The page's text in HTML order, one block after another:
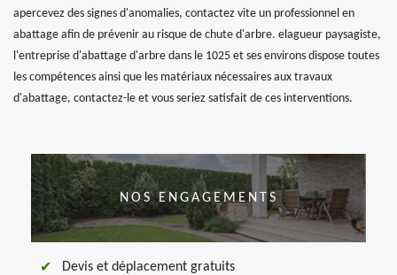
apercevez des signes d'anomalies, contactez vite un professionnel en
abattage afin de prévenir au risque de chute d'arbre. elagueur paysagiste,
l'entreprise d'abattage d'arbre dans le 1025 et ses environs dispose toutes
les compétences ainsi que les matériaux nécessaires aux travaux
d'abattage, contactez-le et vous seriez satisfait de ces interventions.
NOS ENGAGEMENTS
Devis et déplacement gratuits